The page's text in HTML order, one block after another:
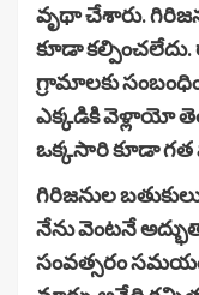
వృథా చేశారు.
కూడా
గ్రామాలకు
ఎక్కడికి వెళ్లాయో
ఒక్కసారి కూడా గత
గిరిజనుల
నేను వెంటనే
సంవత్సరం